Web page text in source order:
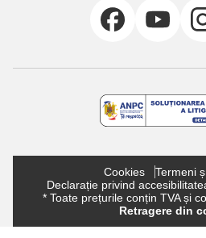
Cookies
Termeni
Declarație privind
* Toate prețurile conțin TVA și
Retragere din